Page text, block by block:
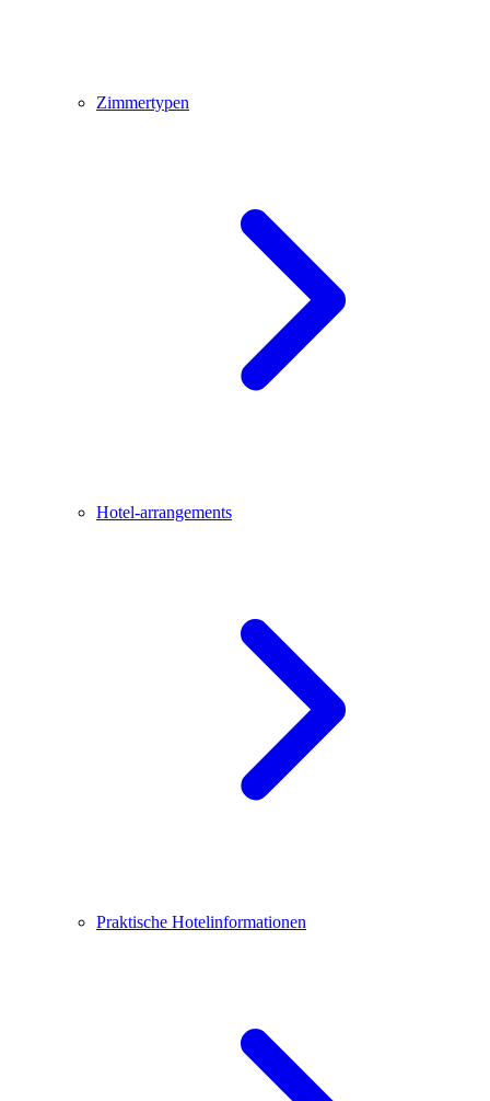
Zimmertypen
Hotel-arrangements
Praktische Hotelinformationen